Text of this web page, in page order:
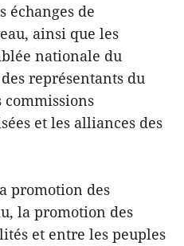
échanges de
ainsi que les
nationale du
représentants du
commissions
et les alliances des
promotion des
la promotion des
et entre les peuples